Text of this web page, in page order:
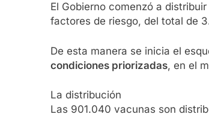
El Gobierno comenzó a
factores de riesgo, del total de
De esta manera se inicia el
condiciones priorizadas, en el
La distribución
Las 901.040 vacunas son